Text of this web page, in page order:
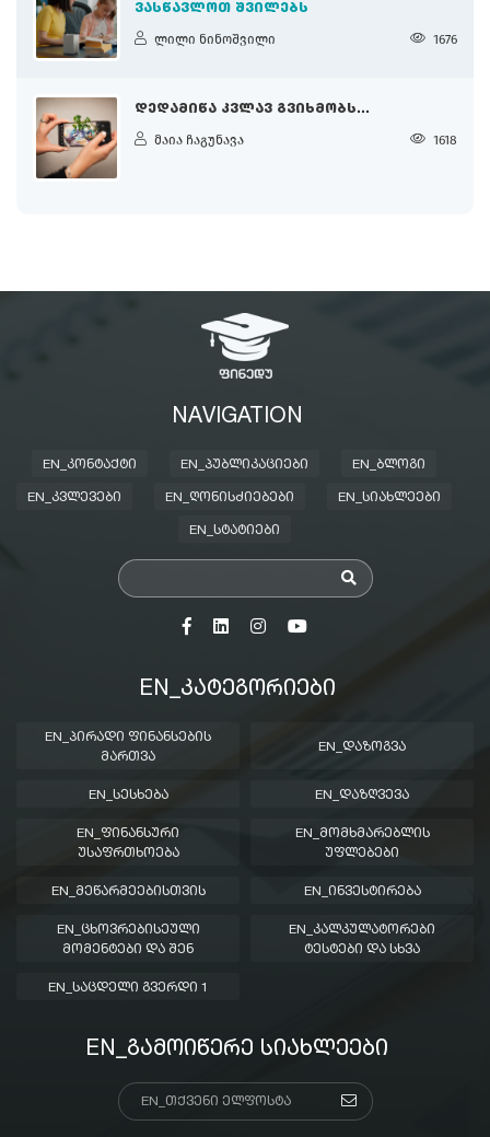
ᲕᲐᲡᲬᲐᲕᲚᲝᲗ ᲨᲕᲘᲚᲔᲑᲡ
ლილი ნინოშვილი 1676
ᲓᲔᲓᲐᲛᲘᲬᲐ ᲙᲕᲚᲐᲕ ᲒᲕᲘᲮᲛᲝᲑᲡ...
მაია ჩაგუნავა 1618
NAVIGATION
EN_ᲙᲝᲜᲢᲐᲥᲢᲘ EN_ᲞᲣᲑᲚᲘᲙᲐᲪᲘᲔᲑᲘ EN_ᲑᲚᲝᲒᲘ
EN_ᲙᲕᲚᲔᲕᲔᲑᲘ EN_ᲦᲝᲜᲘᲡᲫᲘᲔᲑᲔᲑᲘ EN_ᲡᲘᲐᲮᲚᲔᲔᲑᲘ
EN_ᲡᲢᲐᲢᲘᲔᲑᲘ
EN_ᲙᲐᲢᲔᲒᲝᲠᲘᲔᲑᲘ
EN_ᲞᲘᲠᲐᲓᲘ ᲤᲘᲜᲐᲜᲡᲔᲑᲘᲡ
ᲛᲐᲠᲗᲕᲐ
EN_ᲓᲐᲖᲝᲒᲕᲐ
EN_ᲡᲔᲡᲮᲔᲑᲐ EN_ᲓᲐᲖᲦᲕᲔᲕᲐ
EN_ᲤᲘᲜᲐᲜᲡᲣᲠᲘ
ᲣᲡᲐᲤᲠᲗᲮᲝᲔᲑᲐ
EN_ᲛᲝᲛᲮᲛᲐᲠᲔᲑᲚᲘᲡ
ᲣᲤᲚᲔᲑᲔᲑᲘ
EN_ᲛᲔᲬᲐᲠᲛᲔᲔᲑᲘᲡᲗᲕᲘᲡ EN_ᲘᲜᲕᲔᲡᲢᲘᲠᲔᲑᲐ
EN_ᲪᲮᲝᲕᲠᲔᲑᲘᲡᲔᲣᲚᲘ
ᲛᲝᲛᲔᲜᲢᲔᲑᲘ ᲓᲐ ᲨᲔᲜ
EN_ᲙᲐᲚᲙᲣᲚᲐᲢᲝᲠᲔᲑᲘ
ᲢᲔᲡᲢᲔᲑᲘ ᲓᲐ ᲡᲮᲕᲐ
EN_ᲡᲐᲪᲓᲔᲚᲘ ᲒᲕᲔᲠᲓᲘ 1
EN_ᲒᲐᲛᲝᲘᲬᲔᲠᲔ ᲡᲘᲐᲮᲚᲔᲔᲑᲘ